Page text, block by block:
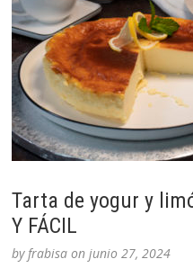
Tarta de yogur y
Y FÁCIL
byfrabisa onjunio 27, 2024